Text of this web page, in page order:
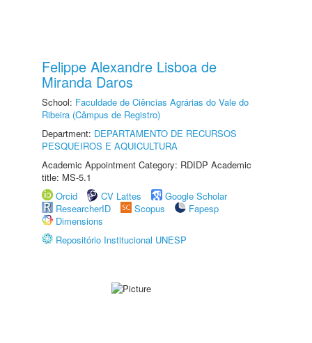
Felippe Alexandre Lisboa de
Miranda Daros
School: Faculdade de Ciências Agrárias do Vale do
Ribeira (Câmpus de Registro)
Department: DEPARTAMENTO DE RECURSOS
PESQUEIROS E AQUICULTURA
Academic Appointment Category: RDIDP Academic
title: MS-5.1
Orcid
CV Lattes
Google Scholar
ResearcherID
Scopus
Fapesp
Dimensions
Repositório Institucional UNESP